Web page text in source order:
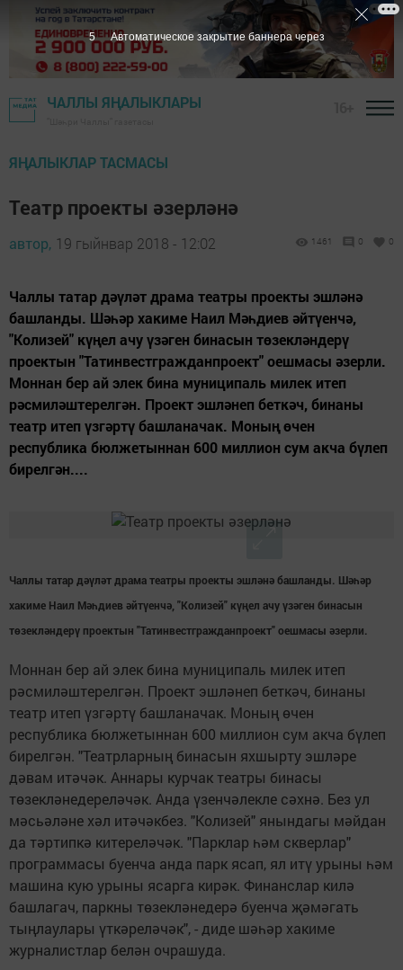
ЧАЛЛЫ ЯҢАЛЫКЛАРЫ
ЯҢАЛЫКЛАР ТАСМАСЫ
Театр проекты әзерләнә
автор, 19 гыйнвар 2018 - 12:02 1461 0 0
Чаллы татар дәүләт драма театры проекты эшләнә
башланды. Шәһәр хакиме Наил Мәһдиев әйтүенчә,
"Колизей" күңел ачу үзәген бинасын төзекләндерү
проектын "Татинвестгражданпроект" оешмасы әзерли.
Моннан бер ай элек бина муниципаль милек итеп
рәсмиләштерелгән. Проект эшләнеп беткәч, бинаны
театр итеп үзгәртү башланачак. Моның өчен
республика бюлжетыннан 600 миллион сум акча бүлеп
бирелгән....
Чаллы татар дәүләт драма театры проекты эшләнә башланды. Шәһәр
хакиме Наил Мәһдиев әйтүенчә, "Колизей" күңел ачу үзәген бинасын
төзекләндерү проектын "Татинвестгражданпроект" оешмасы әзерли.
Моннан бер ай элек бина муниципаль милек итеп
рәсмиләштерелгән. Проект эшләнеп беткәч, бинаны
театр итеп үзгәртү башланачак. Моның өчен
республика бюлжетыннан 600 миллион сум акча бүлеп
бирелгән. "Театрларның бинасын яхшырту эшләре
дәвам итәчәк. Аннары курчак театры бинасы
төзекләнедереләчәк. Анда үзенчәлекле сәхнә. Без ул
мәсьәләне хәл итәчәкбез. "Колизей" янындагы мәйдан
да тәртипкә китереләчәк. "Парклар һәм скверлар"
программасы буенча анда парк ясап, ял итү урыны һәм
машина кую урыны ясарга кирәк. Финанслар килә
башлагач, паркны төзекләнедерә буенча җәмәгать
тыңлаулары үткәреләчәк", - диде шәһәр хакиме
журналистлар белән очрашуда.
5 Автоматическое закрытие баннера через